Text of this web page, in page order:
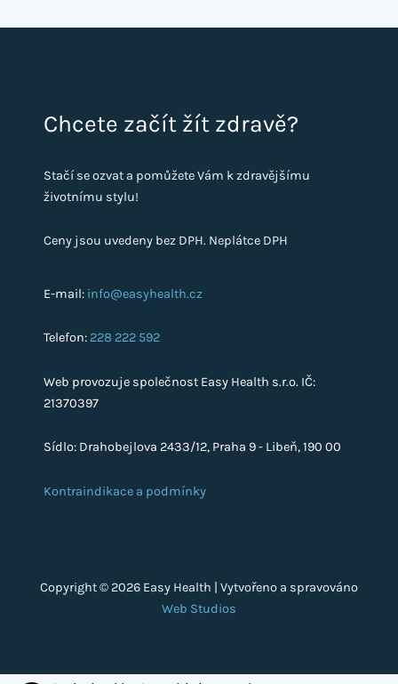
Chcete začít žít zdravě?
Stačí se ozvat a pomůžete Vám k zdravějšímu
životnímu stylu!
Ceny jsou uvedeny bez DPH. Neplátce DPH
E-mail: info@easyhealth.cz
Telefon: 228 222 592
Web provozuje společnost Easy Health s.r.o. IČ:
21370397
Sídlo: Drahobejlova 2433/12, Praha 9 - Libeň, 190 00
Kontraindikace a podmínky
Copyright © 2026 Easy Health | Vytvořeno a spravováno
Web Studios